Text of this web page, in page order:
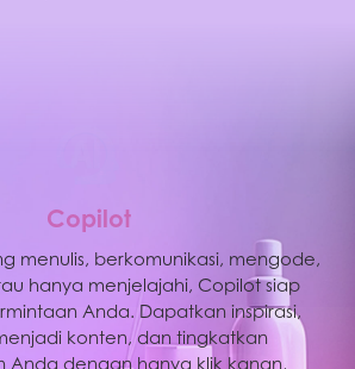
Copilot
menulis, berkomunikasi, mengode,
hanya menjelajahi, Copilot siap
Anda. Dapatkan inspirasi,
konten, dan tingkatkan
Anda dengan hanya klik kanan,
mendeteksi skenario pengguna
menyesuaikan pengaturan
performa terbaik. Dengan
diatur dan sumber daya yang
fokus pada hal-hal penting seperti